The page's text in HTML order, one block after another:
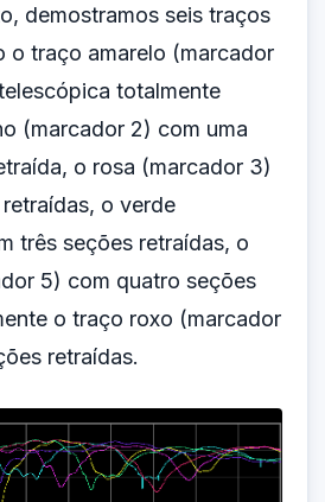
demostramos seis traços
o traço amarelo (marcador
totalmente
(marcador 2) com uma
o rosa (marcador 3)
o verde
três seções retraídas, o
5) com quatro seções
o traço roxo (marcador
retraídas.